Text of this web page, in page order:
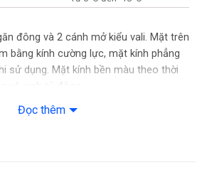
đông và 2 cánh mở kiểu vali. Mặt trên
bằng kính cường lực, mặt kính phẳng
sử dụng. Mặt kính bền màu theo thời
của tủ là 400 lít, dung tích sử dụng 320
Đọc thêm